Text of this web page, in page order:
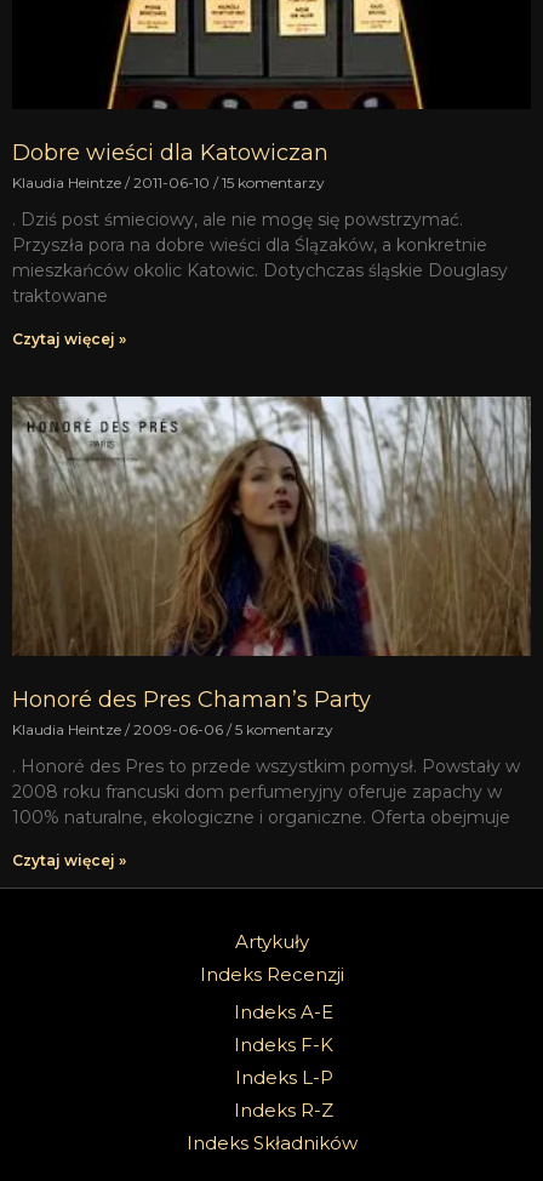
Dobre wieści dla Katowiczan
Klaudia Heintze 2011-06-10 15 komentarzy
. Dziś post śmieciowy, ale nie mogę się powstrzymać.
Przyszła pora na dobre wieści dla Ślązaków, a konkretnie
mieszkańców okolic Katowic. Dotychczas śląskie Douglasy
traktowane
Czytaj więcej »
Honoré des Pres Chaman’s Party
Klaudia Heintze 2009-06-06 5 komentarzy
. Honoré des Pres to przede wszystkim pomysł. Powstały w
2008 roku francuski dom perfumeryjny oferuje zapachy w
100% naturalne, ekologiczne i organiczne. Oferta obejmuje
Czytaj więcej »
Artykuły
Indeks Recenzji
Indeks A-E
Indeks F-K
Indeks L-P
Indeks R-Z
Indeks Składników